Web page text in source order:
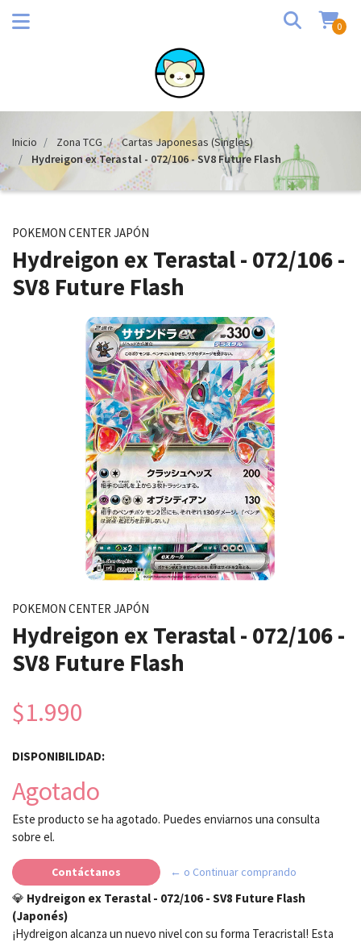
0
Inicio Zona TCG
Cartas Japonesas (Singles)
Hydreigon ex Terastal - 072/106 - SV8 Future Flash
POKEMON CENTER JAPÓN
Hydreigon ex Terastal - 072/106 -
SV8 Future Flash
POKEMON CENTER JAPÓN
Hydreigon ex Terastal - 072/106 -
SV8 Future Flash
$1.990
DISPONIBILIDAD:
Agotado
Este producto se ha agotado. Puedes enviarnos una consulta
sobre el.
Contáctanos ← o Continuar comprando
💎 Hydreigon ex Terastal - 072/106 - SV8 Future Flash
(Japonés)
¡Hydreigon alcanza un nuevo nivel con su forma Teracristal! Esta